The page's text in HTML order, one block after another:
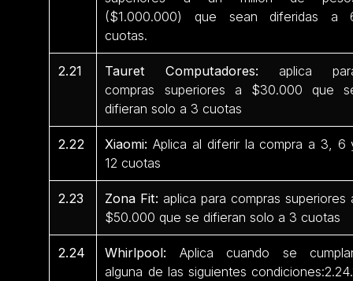
($1.000.000) que sean diferidas a
cuotas.
2.21 Tauret Computadores: aplica
compras superiores a $30.000 que
difieran solo a 3 cuotas
2.22 Xiaomi: Aplica al diferir la compra a 3, 6
12 cuotas
2.23 Zona Fit: aplica para compras superiores
$50.000 que se difieran solo a 3 cuotas
2.24 Whirlpool: Aplica cuando se
alguna de las siguientes